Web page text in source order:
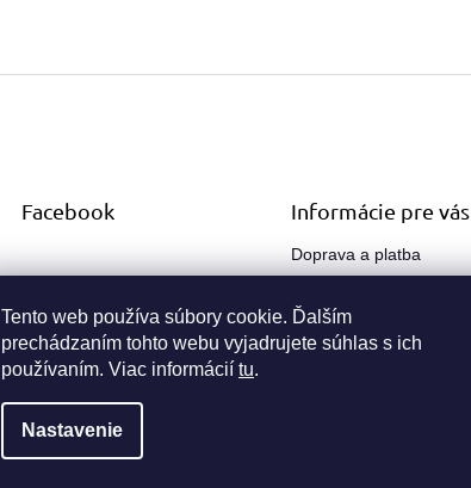
Tento web používa súbory cookie. Ďalším
prechádzaním tohto webu vyjadrujete súhlas s ich
používaním. Viac informácií tu.
Nastavenie
Facebook Informácie pre vás
Doprava a platba
O nás
Kontakty
. Všetky práva vyhradené.